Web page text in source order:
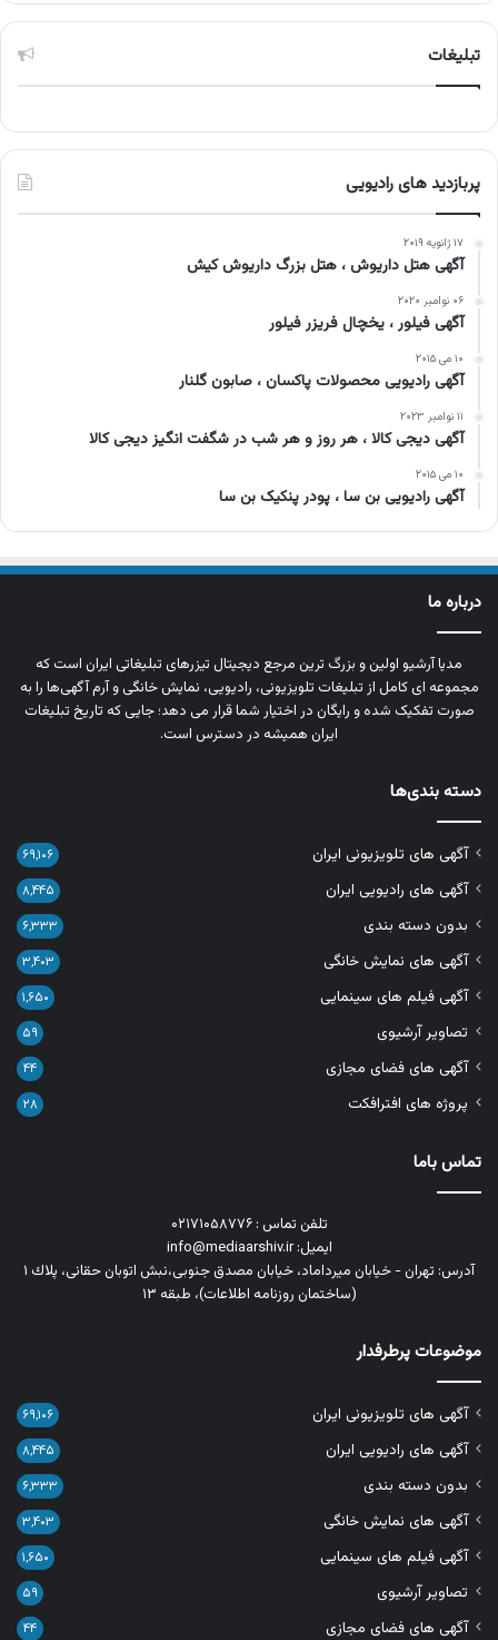
تبلیغات
پربازدید های رادیویی
۱۷ ژانویه ۲۰۱۹
آگهی هتل داریوش ، هتل بزرگ داریوش کیش
۰۶ نوامبر ۲۰۲۰
آگهی فیلور ، یخچال فریزر فیلور
۱۰ می ۲۰۱۵
آگهی رادیویی محصولات پاکسان ، صابون گلنار
۱۱ نوامبر ۲۰۲۳
آگهی دیجی کالا ، هر روز و هر شب در شگفت انگیز دیجی کالا
۱۰ می ۲۰۱۵
آگهی رادیویی بن سا ، پودر پنکیک بن سا
درباره ما
مدیا آرشیو اولین و بزرگ‌ ترین مرجع دیجیتال تیزرهای تبلیغاتی ایران است که
مجموعه‌ ای کامل از تبلیغات تلویزیونی، رادیویی، نمایش خانگی و آرم‌ آگهی‌ها را به‌
صورت تفکیک‌ شده و رایگان در اختیار شما قرار می‌ دهد؛ جایی که تاریخ تبلیغات
ایران همیشه در دسترس است.
دسته بندی‌ها
آگهی های تلویزیونی ایران ۶۹,۱۰۶
آگهی های رادیویی ایران ۸,۴۴۵
بدون دسته بندی ۶,۳۳۳
آگهی های نمایش خانگی ۳,۴۰۳
آگهی فیلم های سینمایی ۱,۶۵۰
تصاویر آرشیوی ۵۹
آگهی های فضای مجازی ۴۴
پروژه های افترافکت ۲۸
تماس باما
تلفن تماس : ۰۲۱۷۱۰۵۸۷۷۶
ایمیل: info@mediaarshiv.ir
آدرس: تهران - خیابان میرداماد، خیابان مصدق جنوبی،نبش اتوبان حقانی، پلاك ١
(ساختمان روزنامه اطلاعات)، طبقه ۱۳
موضوعات پرطرفدار
آگهی های تلویزیونی ایران ۶۹,۱۰۶
آگهی های رادیویی ایران ۸,۴۴۵
بدون دسته بندی ۶,۳۳۳
آگهی های نمایش خانگی ۳,۴۰۳
آگهی فیلم های سینمایی ۱,۶۵۰
تصاویر آرشیوی ۵۹
آگهی های فضای مجازی ۴۴